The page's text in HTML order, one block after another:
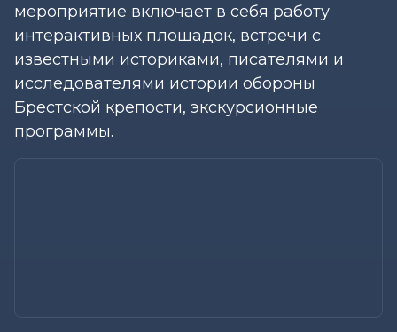
мероприятие включает в себя работу
интерактивных площадок, встречи с
известными историками, писателями и
исследователями истории обороны
Брестской крепости, экскурсионные
программы.